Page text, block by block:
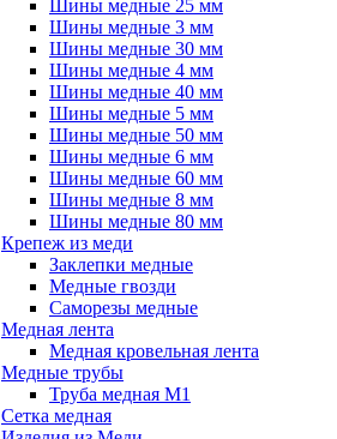
Шины медные 25 мм
Шины медные 3 мм
Шины медные 30 мм
Шины медные 4 мм
Шины медные 40 мм
Шины медные 5 мм
Шины медные 50 мм
Шины медные 6 мм
Шины медные 60 мм
Шины медные 8 мм
Шины медные 80 мм
Крепеж из меди
Заклепки медные
Медные гвозди
Саморезы медные
Медная лента
Медная кровельная лента
Медные трубы
Труба медная М1
Сетка медная